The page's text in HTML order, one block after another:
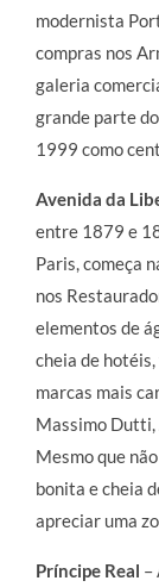
modernista
compras nos
galeria
grande parte
1999 como
Avenida da
entre 1879 e
Paris, começa
nos
elementos de
cheia de
marcas mais
Massimo Dutti,
Mesmo que
bonita e cheia
apreciar uma
Príncipe Real –